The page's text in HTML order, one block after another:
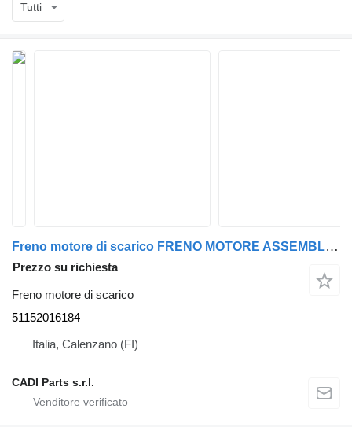
Tutti
Freno motore di scarico FRENO MOTORE ASSEMBLAGGIO MAN 51152016184 per camion MAN
Prezzo su richiesta
Freno motore di scarico
51152016184
Italia, Calenzano (FI)
CADI Parts s.r.l.